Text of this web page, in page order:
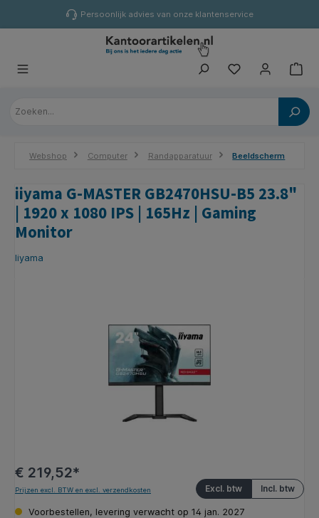
Persoonlijk advies van onze klantenservice
Webshop Computer Randapparatuur Beeldscherm
iiyama G-MASTER GB2470HSU-B5 23.8"
| 1920 x 1080 IPS | 165Hz | Gaming
Monitor
Iiyama
€ 219,52*
Incl. btw
Excl. btw
Prijzen excl. BTW en excl. verzendkosten
Voorbestellen, levering verwacht op 14 jan. 2027